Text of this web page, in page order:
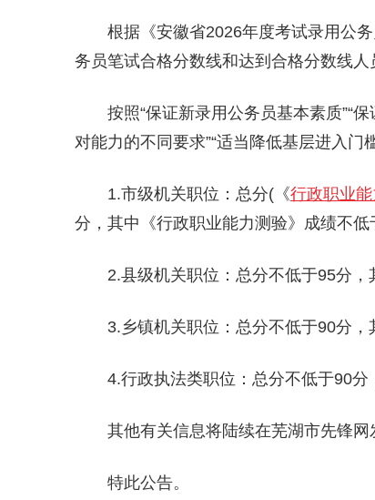
根据《安徽省2026年度考试录用公
务员笔试合格分数线和达到合格分数线人
按照“保证新录用公务员基本素质”“
对能力的不同要求”“适当降低基层进入门
1.市级机关职位：总分(《行政职业
分，其中《行政职业能力测验》成绩不低
2.县级机关职位：总分不低于95分，
3.乡镇机关职位：总分不低于90分，
4.行政执法类职位：总分不低于90分
其他有关信息将陆续在芜湖市先锋
特此公告。